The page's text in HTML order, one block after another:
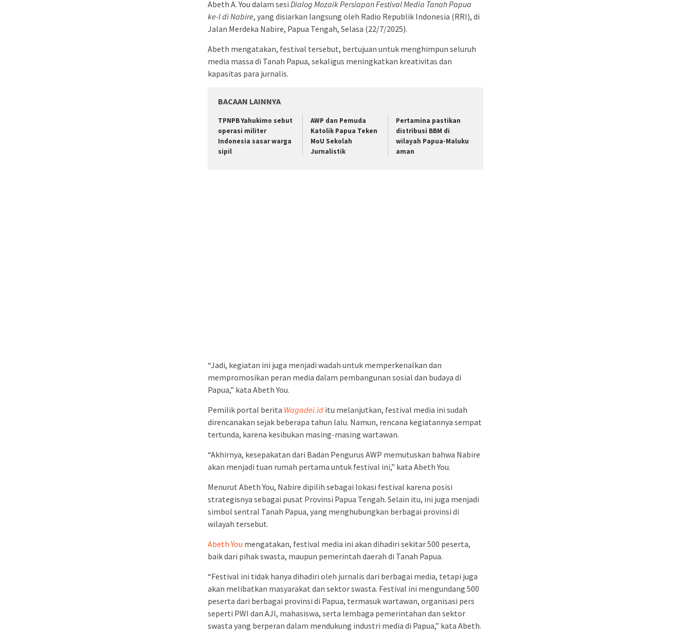
Abeth A. You dalam sesi Dialog Mozaik Persiapan Festival Media Tanah Papua
ke-I di Nabire, yang disiarkan langsung oleh Radio Republik Indonesia (RRI), di
Jalan Merdeka Nabire, Papua Tengah, Selasa (22/7/2025).
Abeth mengatakan, festival tersebut, bertujuan untuk menghimpun seluruh
media massa di Tanah Papua, sekaligus meningkatkan kreativitas dan
kapasitas para jurnalis.
BACAAN LAINNYA
TPNPB Yahukimo sebut
operasi militer
Indonesia sasar warga
sipil
AWP dan Pemuda
Katolik Papua Teken
MoU Sekolah
Jurnalistik
Pertamina pastikan
distribusi BBM di
wilayah Papua-Maluku
aman
“Jadi, kegiatan ini juga menjadi wadah untuk memperkenalkan dan
mempromosikan peran media dalam pembangunan sosial dan budaya di
Papua,” kata Abeth You.
Pemilik portal berita Wagadei.id itu melanjutkan, festival media ini sudah
direncanakan sejak beberapa tahun lalu. Namun, rencana kegiatannya sempat
tertunda, karena kesibukan masing-masing wartawan.
“Akhirnya, kesepakatan dari Badan Pengurus AWP memutuskan bahwa Nabire
akan menjadi tuan rumah pertama untuk festival ini,” kata Abeth You.
Menurut Abeth You, Nabire dipilih sebagai lokasi festival karena posisi
strategisnya sebagai pusat Provinsi Papua Tengah. Selain itu, ini juga menjadi
simbol sentral Tanah Papua, yang menghubungkan berbagai provinsi di
wilayah tersebut.
Abeth You mengatakan, festival media ini akan dihadiri sekitar 500 peserta,
baik dari pihak swasta, maupun pemerintah daerah di Tanah Papua.
“Festival ini tidak hanya dihadiri oleh jurnalis dari berbagai media, tetapi juga
akan melibatkan masyarakat dan sektor swasta. Festival ini mengundang 500
peserta dari berbagai provinsi di Papua, termasuk wartawan, organisasi pers
seperti PWI dan AJI, mahasiswa, serta lembaga pemerintahan dan sektor
swasta yang berperan dalam mendukung industri media di Papua,” kata Abeth.